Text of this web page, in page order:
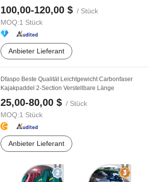
100,00-120,00 $ / Stück
MOQ:1 Stück
Anbieter Lieferant
Dfaspo Beste Qualität Leichtgewicht Carbonfaser
Kajakpaddel 2-Section Verstellbare Länge
25,00-80,00 $ / Stück
MOQ:1 Stück
Anbieter Lieferant